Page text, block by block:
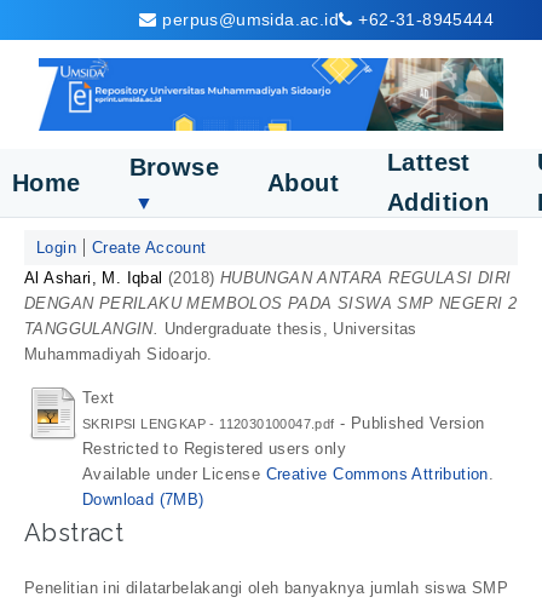
perpus@umsida.ac.id +62-31-8945444
Home
Browse
▼
About
Lattest
Addition
Login
Create Account
Al Ashari, M. Iqbal (2018) HUBUNGAN ANTARA REGULASI DIRI
DENGAN PERILAKU MEMBOLOS PADA SISWA SMP NEGERI 2
TANGGULANGIN. Undergraduate thesis, Universitas
Muhammadiyah Sidoarjo.
Text
SKRIPSI LENGKAP - 112030100047.pdf - Published Version
Restricted to Registered users only
Available under License Creative Commons Attribution.
Download (7MB)
Abstract
Penelitian ini dilatarbelakangi oleh banyaknya jumlah siswa SMP